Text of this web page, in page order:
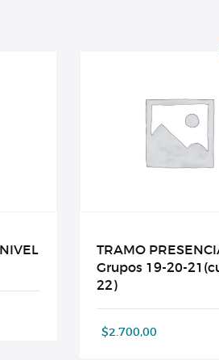
TRAMO
Grupos 19-20-
22)
$2.700,00